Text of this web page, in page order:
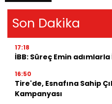
Son Dakika
17:18
İBB: Süreç Emin
16:50
Tire'de, Esnafına Sahip
Kampanyası